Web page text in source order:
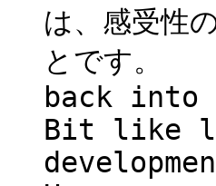
は、感受性
とです。
back into
Bit like